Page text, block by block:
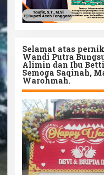
Selamat atas
Wandi Putra
Alimin dan Ibu
Semoga Saqinah,
Warohmah.